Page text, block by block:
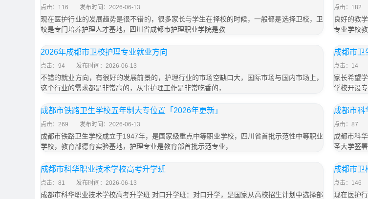
点击：116 发布时间：2026-06-13
现在医护行业的发展趋势是很不错的，很多家长与学生在择校的时候，一般都是选择卫校，卫
校是专门培养护理人才基地，四川省成都市护理职业学院是教
点击：182
良好的教
专业学校
2026年成都市卫校护理专业就业方向
点击：94 发布时间：2026-06-13
不错的就业方向，有很好的发展前景的，护理行业的市场空缺口大，国际市场与国内市场上，
这个行业的需求都是非常高的，从事护理工作是非常吃香的，
成都市卫
点击：14
家长希望
学校开设
成都市铁路卫生学校五年制大专位置「2026年更新」
点击：269 发布时间：2026-06-13
成都市铁路卫生学校成立于1947年，是国家级重点中等职业学校，四川省首批示范性中等职业
学校，教育部德育实验基地，护理专业是教育部首批示范专业，
成都市科
点击：87
成都市科
圣大学签
成都市科华职业技术学校高考升学班
点击：81 发布时间：2026-06-13
成都市科华职业技术学校高考升学班 对口升学班：对口升学，是国家从高校招生计划中选择部
成都市卫
点击：146
现在医护